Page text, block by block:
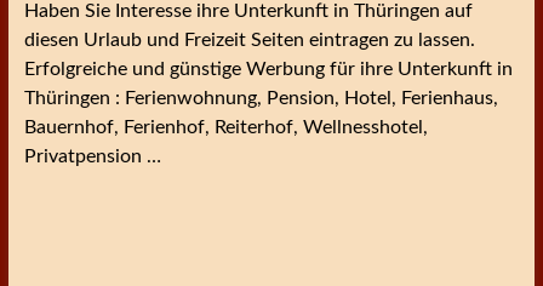
Haben Sie Interesse ihre Unterkunft in Thüringen auf
diesen Urlaub und Freizeit Seiten eintragen zu lassen.
Erfolgreiche und günstige Werbung für ihre Unterkunft in
Thüringen : Ferienwohnung, Pension, Hotel, Ferienhaus,
Bauernhof, Ferienhof, Reiterhof, Wellnesshotel,
Privatpension …